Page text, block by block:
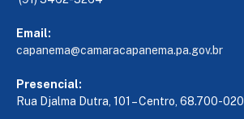
Email:
capanema@camaracapanema.pa.gov.br
Presencial:
Rua Djalma Dutra, 101 – Centro, 68.700-020